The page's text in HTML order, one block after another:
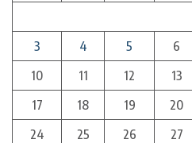
3
4 5 6
10
11 12 13
17
18 19 20
24
25 26 27